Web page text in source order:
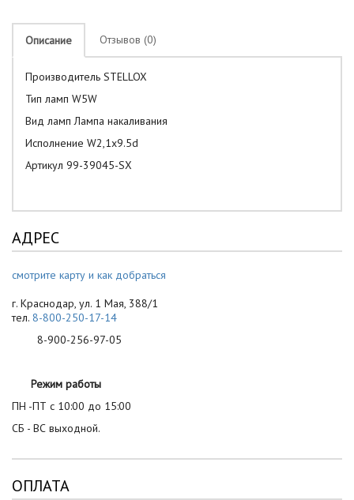
Описание Отзывов (0)
Производитель STELLOX
Тип ламп W5W
Вид ламп Лампа накаливания
Исполнение W2,1x9.5d
Артикул 99-39045-SX
АДРЕС
смотрите карту и как добраться
г. Краснодар, ул. 1 Мая, 388/1
тел. 8-800-250-17-14
8-900-256-97-05
Режим работы
ПН -ПТ с 10:00 до 15:00
СБ - ВС выходной.
ОПЛАТА